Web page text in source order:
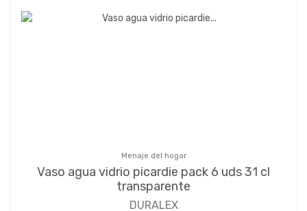
Menaje del hogar
Vaso agua vidrio picardie pack 6 uds 31 cl
transparente
DURALEX